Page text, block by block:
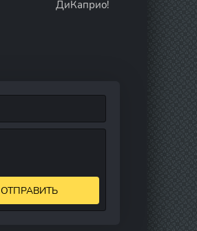
ДиКаприо!
ОТПРАВИТЬ